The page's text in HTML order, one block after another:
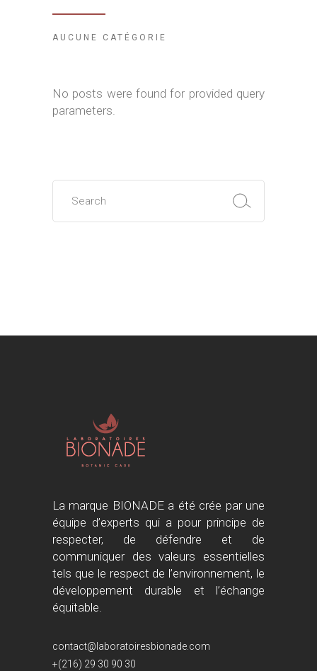
AUCUNE CATÉGORIE
No posts were found for provided query
parameters.
Search
La marque BIONADE a été crée par une
équipe d’experts qui a pour principe de
respecter, de défendre et de
communiquer des valeurs essentielles
tels que le respect de l’environnement, le
développement durable et l’échange
équitable.
contact@laboratoiresbionade.com
+(216) 29 30 90 30